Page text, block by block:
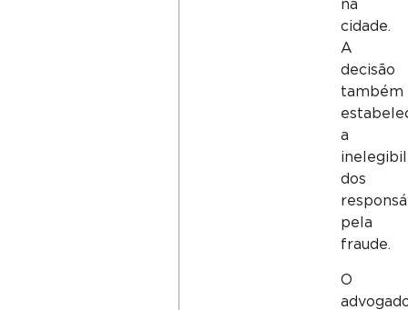
na
cidade.
A
decisão
também
a
dos
pela
fraude.
O